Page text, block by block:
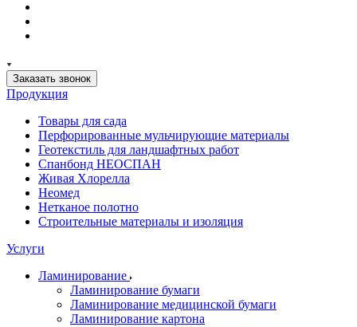
Заказать звонок
Продукция
Товары для сада
Перфорированные мульчирующие материалы
Геотекстиль для ландшафтных работ
Спанбонд НЕОСПАН
Живая Хлорелла
Нeомед
Нетканое полотно
Строительные материалы и изоляция
Услуги
Ламинирование
Ламинирование бумаги
Ламинирование медицинской бумаги
Ламинирование картона